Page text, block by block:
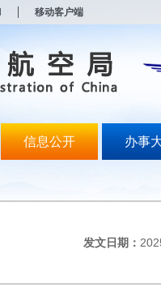
移动客户端
信息公开 办事
发文日期：